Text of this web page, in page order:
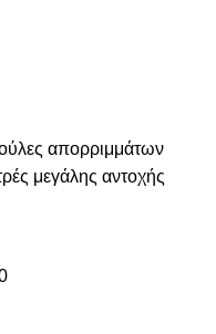
απορριμμάτων
μεγάλης αντοχής